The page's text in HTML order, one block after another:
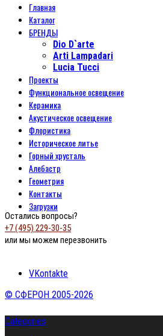
Главная
Каталог
БРЕНДЫ
Dio D`arte
Arti Lampadari
Lucia Tucci
Проекты
Функциональное освещение
Керамика
Акустическое освещение
Флористика
Историческое литье
Горный хрусталь
Алебастр
Геометрия
Контакты
Загрузки
Остались вопросы?
+7 (495) 229-30-35
или мы можем перезвонить
VKontakte
© СФЕРОН 2005-2026
Categories